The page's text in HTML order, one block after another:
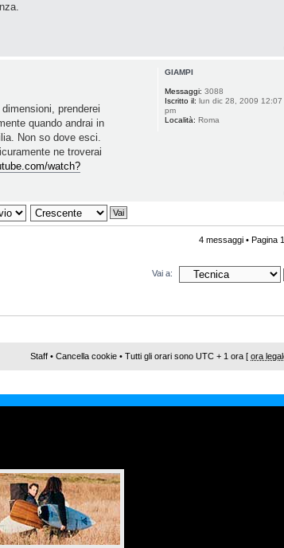
prenderei
quando andrai in
Non so dove esci.
ne troverai
watch?
GIAMPI
Messaggi: 3088
Iscritto il: lun dic 28, 2009 12:07
pm
Località: Roma
4 messaggi • Pagina 1
Vai a:
Staff • Cancella cookie • Tutti gli orari sono UTC + 1 ora [ ora